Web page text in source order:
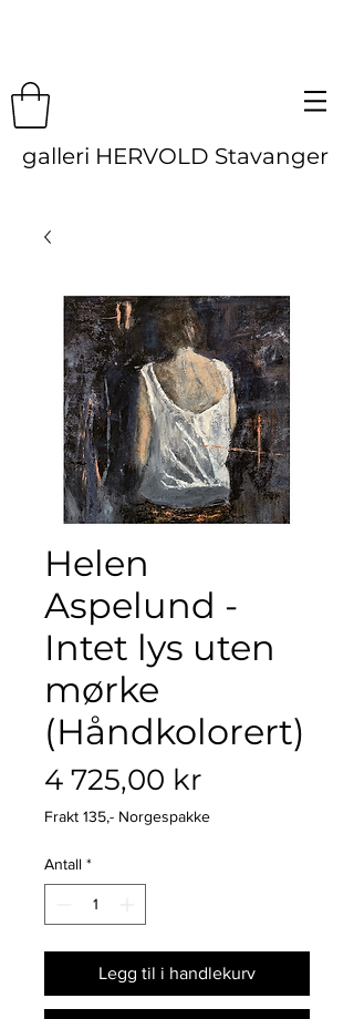
galleri HERVOLD Stavanger
Helen
Aspelund -
Intet lys uten
mørke
(Håndkolorert)
4 725,00 krPris
Frakt 135,- Norgespakke
Antall *
Legg til i handlekurv